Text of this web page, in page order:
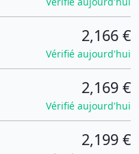
2,166 €
Vérifié aujourd'hui
2,169 €
Vérifié aujourd'hui
2,199 €